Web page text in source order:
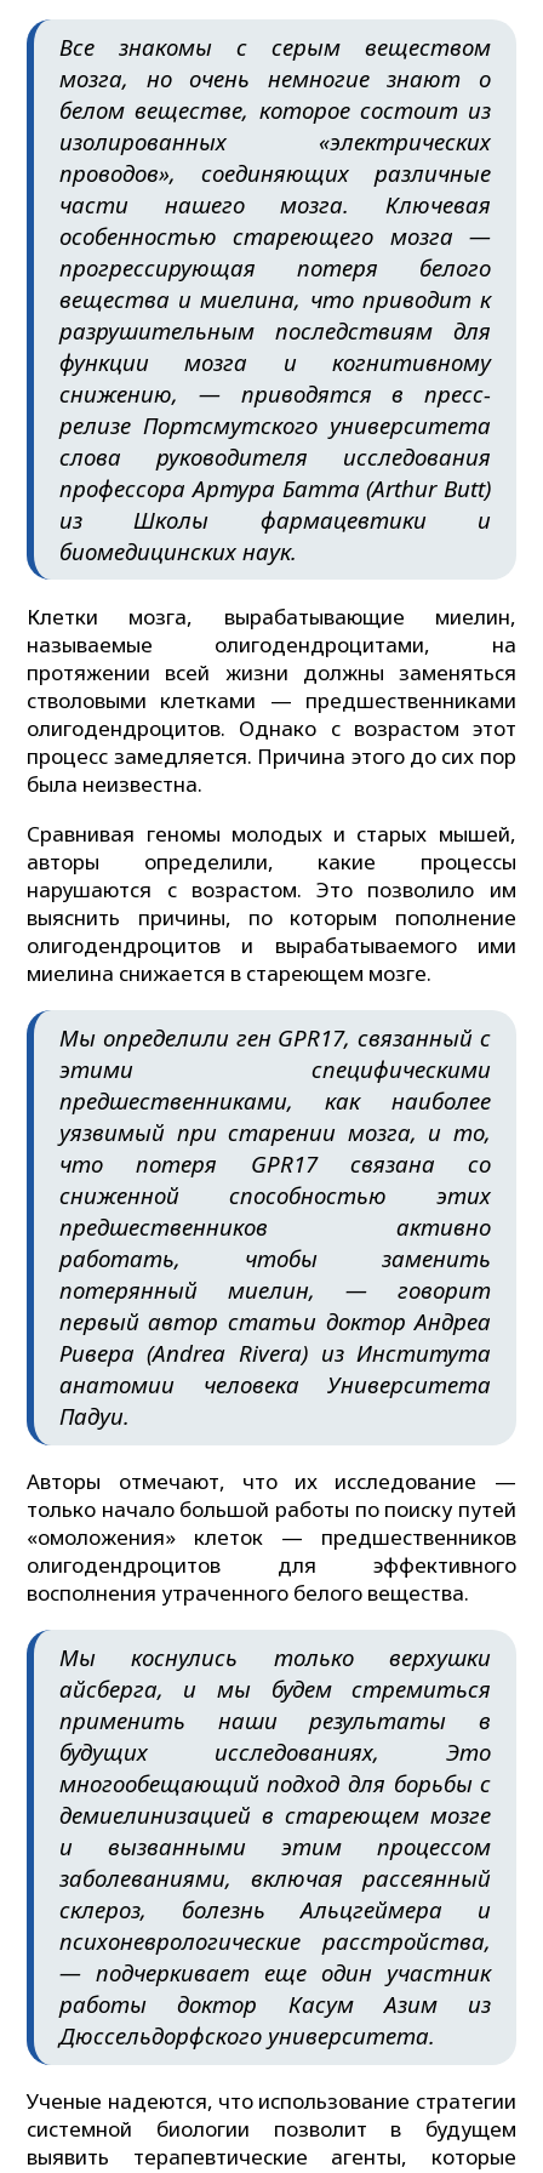
Все знакомы с серым веществом
мозга, но очень немногие знают о
белом веществе, которое состоит из
изолированных «электрических
проводов», соединяющих различные
части нашего мозга. Ключевая
особенностью стареющего мозга —
прогрессирующая потеря белого
вещества и миелина, что приводит к
разрушительным последствиям для
функции мозга и когнитивному
снижению, — приводятся в пресс-
релизе Портсмутского университета
слова руководителя исследования
профессора Артура Батта (Arthur Butt)
из Школы фармацевтики и
биомедицинских наук.
Клетки мозга, вырабатывающие миелин,
называемые олигодендроцитами, на
протяжении всей жизни должны заменяться
стволовыми клетками — предшественниками
олигодендроцитов. Однако с возрастом этот
процесс замедляется. Причина этого до сих пор
была неизвестна.
Сравнивая геномы молодых и старых мышей,
авторы определили, какие процессы
нарушаются с возрастом. Это позволило им
выяснить причины, по которым пополнение
олигодендроцитов и вырабатываемого ими
миелина снижается в стареющем мозге.
Мы определили ген GPR17, связанный с
этими специфическими
предшественниками, как наиболее
уязвимый при старении мозга, и то,
что потеря GPR17 связана со
сниженной способностью этих
предшественников активно
работать, чтобы заменить
потерянный миелин, — говорит
первый автор статьи доктор Андреа
Ривера (Andrea Rivera) из Института
анатомии человека Университета
Падуи.
Авторы отмечают, что их исследование —
только начало большой работы по поиску путей
«омоложения» клеток — предшественников
олигодендроцитов для эффективного
восполнения утраченного белого вещества.
Мы коснулись только верхушки
айсберга, и мы будем стремиться
применить наши результаты в
будущих исследованиях, Это
многообещающий подход для борьбы с
демиелинизацией в стареющем мозге
и вызванными этим процессом
заболеваниями, включая рассеянный
склероз, болезнь Альцгеймера и
психоневрологические расстройства,
— подчеркивает еще один участник
работы доктор Касум Азим из
Дюссельдорфского университета.
Ученые надеются, что использование стратегии
системной биологии позволит в будущем
выявить терапевтические агенты, которые